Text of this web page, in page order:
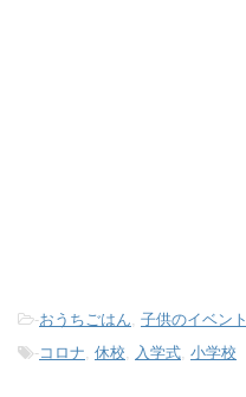
-おうちごはん, 子供のイベント
-コロナ, 休校, 入学式, 小学校